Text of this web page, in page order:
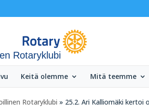
Rotaryklubi
Keitä olemme Mitä teemme
Rotaryklubi » 25.2. Ari Kalliomäki kertoi